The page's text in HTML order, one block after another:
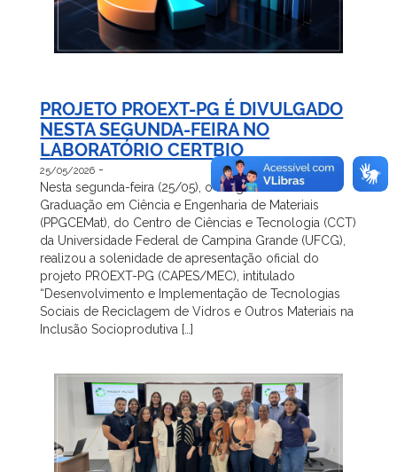
PROJETO PROEXT-PG É DIVULGADO
NESTA SEGUNDA-FEIRA NO
LABORATÓRIO CERTBIO
25/05/2026 -
Nesta segunda-feira (25/05), o Programa de Pós-
Graduação em Ciência e Engenharia de Materiais
(PPGCEMat), do Centro de Ciências e Tecnologia (CCT)
da Universidade Federal de Campina Grande (UFCG),
realizou a solenidade de apresentação oficial do
projeto PROEXT-PG (CAPES/MEC), intitulado
“Desenvolvimento e Implementação de Tecnologias
Sociais de Reciclagem de Vidros e Outros Materiais na
Inclusão Socioprodutiva […]